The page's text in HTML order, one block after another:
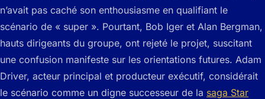
n’avait pas caché son enthousiasme en qualifiant le
scénario de « super ». Pourtant, Bob Iger et Alan Bergman,
hauts dirigeants du groupe, ont rejeté le projet, suscitant
une confusion manifeste sur les orientations futures. Adam
Driver, acteur principal et producteur exécutif, considérait
le scénario comme un digne successeur de la saga Star